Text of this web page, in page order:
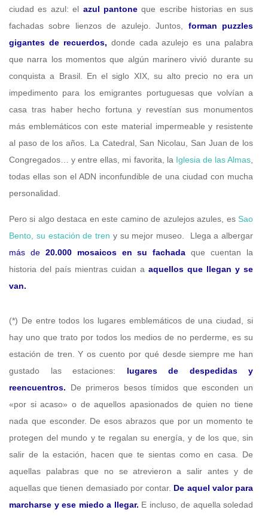
ciudad es azul: el azul pantone que escribe historias en sus
fachadas sobre lienzos de azulejo. Juntos, forman puzzles
gigantes de recuerdos, donde cada azulejo es una palabra
que narra los momentos que algún marinero vivió durante su
conquista a Brasil. En el siglo XIX, su alto precio no era un
impedimento para los emigrantes portuguesas que volvían a
casa tras haber hecho fortuna y revestían sus monumentos
más emblemáticos con este material impermeable y resistente
al paso de los años. La Catedral, San Nicolau, San Juan de los
Congregados… y entre ellas, mi favorita, la Iglesia de las Almas,
todas ellas son el ADN inconfundible de una ciudad con mucha
personalidad.
Pero si algo destaca en este camino de azulejos azules, es Sao
Bento, su estación de tren y su mejor museo. Llega a albergar
más de 20.000 mosaicos en su fachada que cuentan la
historia del país mientras cuidan a aquellos que llegan y se
van.
(*) De entre todos los lugares emblemáticos de una ciudad, si
hay uno que trato por todos los medios de no perderme, es su
estación de tren. Y os cuento por qué desde siempre me han
gustado las estaciones: lugares de despedidas y
reencuentros.
De primeros besos tímidos que esconden un
«por si acaso» o de aquellos apasionados de quien no tiene
nada que esconder. De esos abrazos que por un momento te
protegen del mundo y te regalan su energía, y de los que, sin
salir de la estación, hacen que te sientas como en casa. De
aquellas palabras que no se atrevieron a salir antes y de
aquellas que tienen demasiado por contar. De aquel valor para
marcharse y ese miedo a llegar. E incluso, de aquella soledad